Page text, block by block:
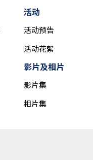
活动
活动预告
活动花絮
影片及相片
影片集
相片集